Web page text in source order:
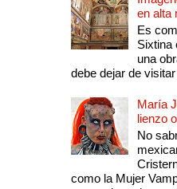
en alta
Es
Sixtina
una
debe dejar de
María
lienzo
No
como la Mujer